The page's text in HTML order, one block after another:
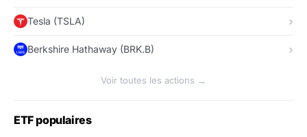
Tesla (TSLA)
Berkshire Hathaway (BRK.B)
Voir toutes les actions →
ETF populaires